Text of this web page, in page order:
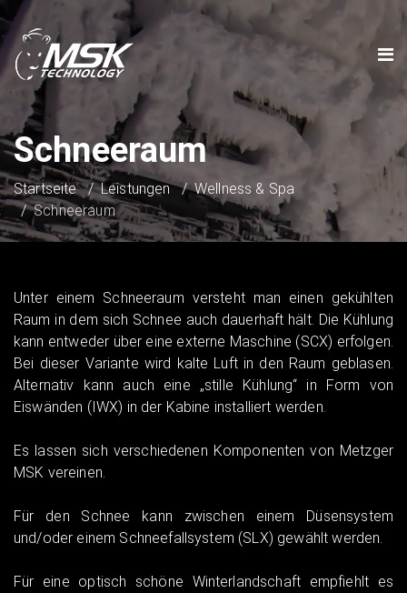
Schneeraum
Startseite Leistungen
Wellness & Spa
Schneeraum
Unter einem Schneeraum versteht man einen gekühlten
Raum in dem sich Schnee auch dauerhaft hält. Die Kühlung
kann entweder über eine externe Maschine (SCX) erfolgen.
Bei dieser Variante wird kalte Luft in den Raum geblasen.
Alternativ kann auch eine „stille Kühlung“ in Form von
Eiswänden (IWX) in der Kabine installiert werden.
Es lassen sich verschiedenen Komponenten von Metzger
MSK vereinen.
Für den Schnee kann zwischen einem Düsensystem
und/oder einem Schneefallsystem (SLX) gewählt werden.
Für eine optisch schöne Winterlandschaft empfiehlt es